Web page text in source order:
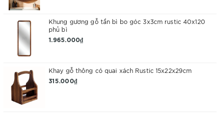
Khung gương gỗ tần bì bo góc 3x3cm rustic 40x120
phủ bì
1.965.000₫
Khay gỗ thông có quai xách Rustic 15x22x29cm
315.000₫